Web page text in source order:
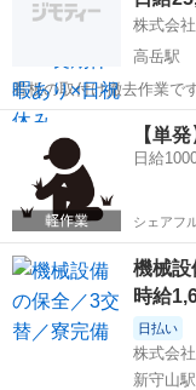
株式会
高岳駅
看板の取付け撤去作業です 現場に入れるのが22:00から8:00まで
うち作業は8時間 作業が早く終われば短くなることもあります。 資格
電気工事士2種 必須 単価25000円税込 8月スタート 東海地区を回りま
愛知 名古屋市 高
【単
日給
シェアフ
機械設
時給
日払い
株式会
新守山駅